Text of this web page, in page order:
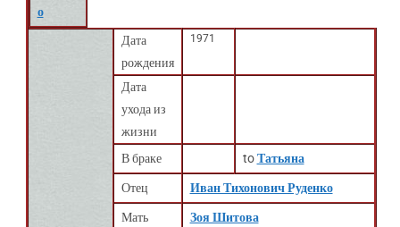
о
Дата
рождения
1971
Дата
ухода из
жизни
В браке
toТатьяна
Отец Иван Тихонович Руденко
Мать Зоя Шитова